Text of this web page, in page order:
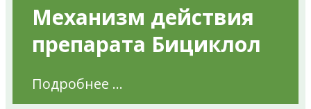
Механизм действия
препарата Бициклол
Подробнее ...